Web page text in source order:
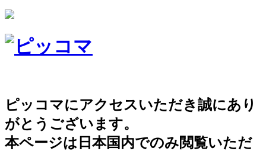
ピッコマにアクセスいただき誠にあり
がとうございます。
本ページは日本国内でのみ閲覧いただ